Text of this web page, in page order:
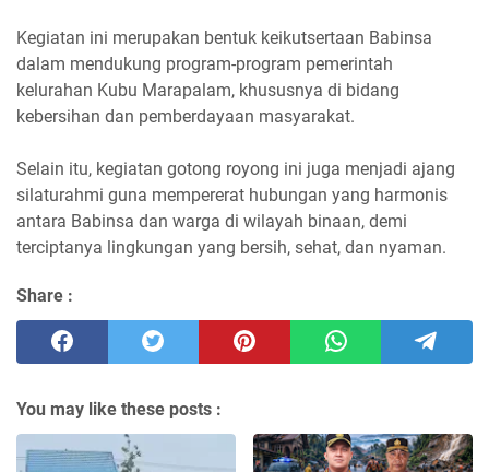
Kegiatan ini merupakan bentuk keikutsertaan Babinsa
dalam mendukung program-program pemerintah
kelurahan Kubu Marapalam, khususnya di bidang
kebersihan dan pemberdayaan masyarakat.
Selain itu, kegiatan gotong royong ini juga menjadi ajang
silaturahmi guna mempererat hubungan yang harmonis
antara Babinsa dan warga di wilayah binaan, demi
terciptanya lingkungan yang bersih, sehat, dan nyaman.
Share :
You may like these posts :